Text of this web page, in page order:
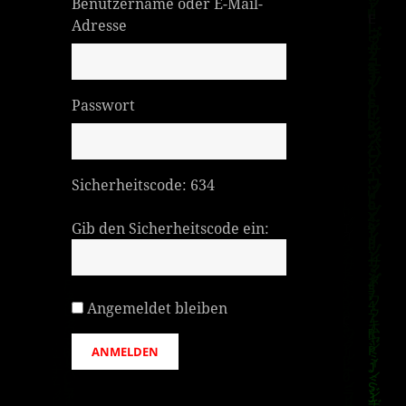
Adresse
Passwort
Sicherheitscode: 634
Gib den Sicherheitscode ein:
Angemeldet bleiben
ANMELDEN